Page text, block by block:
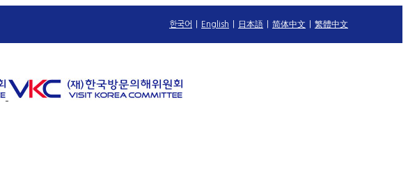
한국어 English 日本語 简体中文 繁體中文